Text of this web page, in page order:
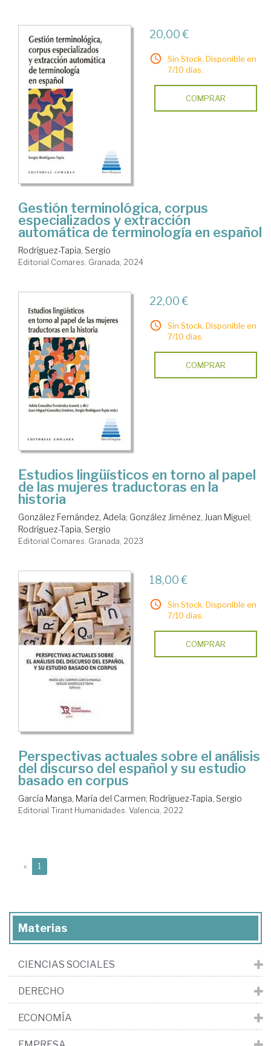
20,00 €
Sin Stock. Disponible en
7/10 días.
COMPRAR
Gestión terminológica, corpus
especializados y extracción
automática de terminología en español
Rodríguez-Tapia, Sergio
Editorial Comares. Granada, 2024
22,00 €
Sin Stock. Disponible en
7/10 días.
COMPRAR
Estudios lingüísticos en torno al papel
de las mujeres traductoras en la
historia
González Fernández, Adela; González Jiménez, Juan Miguel;
Rodríguez-Tapia, Sergio
Editorial Comares. Granada, 2023
18,00 €
Sin Stock. Disponible en
7/10 días.
COMPRAR
Perspectivas actuales sobre el análisis
del discurso del español y su estudio
basado en corpus
García Manga, María del Carmen; Rodríguez-Tapia, Sergio
Editorial Tirant Humanidades. Valencia, 2022
« 1
Materias
CIENCIAS SOCIALES
DERECHO
ECONOMÍA